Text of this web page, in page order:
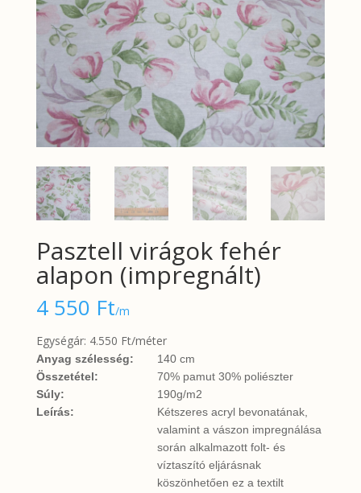
Pasztell virágok fehér
alapon (impregnált)
4 550 Ft/m
Egységár: 4.550 Ft/méter
Anyag szélesség:
140 cm
Összetétel:
70% pamut 30% poliészter
Súly:
190g/m2
Leírás:
Kétszeres acryl bevonatának,
valamint a vászon impregnálása
során alkalmazott folt- és
víztaszító eljárásnak
köszönhetően ez a textilt